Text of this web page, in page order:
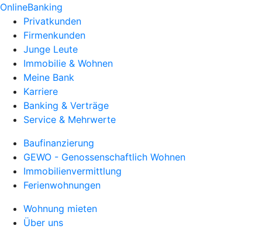
OnlineBanking
Privatkunden
Firmenkunden
Junge Leute
Immobilie & Wohnen
Meine Bank
Karriere
Banking & Verträge
Service & Mehrwerte
Baufinanzierung
GEWO - Genossenschaftlich Wohnen
Immobilienvermittlung
Ferienwohnungen
Wohnung mieten
Über uns